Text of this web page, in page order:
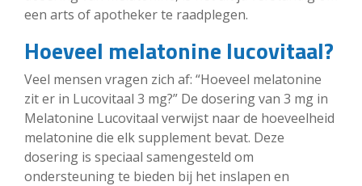
een arts of apotheker te raadplegen.
Hoeveel melatonine lucovitaal?
Veel mensen vragen zich af: “Hoeveel melatonine
zit er in Lucovitaal 3 mg?” De dosering van 3 mg in
Melatonine Lucovitaal verwijst naar de hoeveelheid
melatonine die elk supplement bevat. Deze
dosering is speciaal samengesteld om
ondersteuning te bieden bij het inslapen en